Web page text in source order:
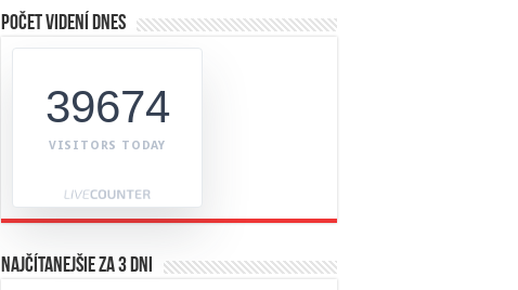
Počet videní dnes
39674
VISITORS TODAY
Najčítanejšie za 3 dni